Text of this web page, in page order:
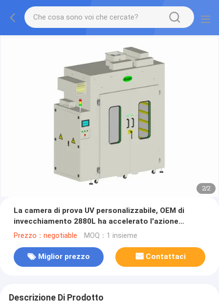
2/2
La camera di prova UV personalizzabile, OEM di
invecchiamento 2880L ha accelerato l'azione
corrosiva degli elementi del tester
Prezzo：negotiable MOQ：1 insieme
Miglior prezzo Contattaci
Descrizione Di Prodotto